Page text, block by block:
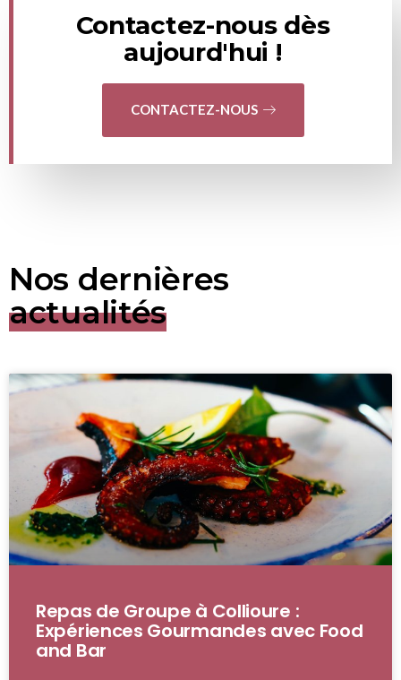
Contactez-nous dès
aujourd'hui !
CONTACTEZ-NOUS
Nos dernières
actualités
Repas de Groupe à Collioure :
Expériences Gourmandes avec Food
and Bar